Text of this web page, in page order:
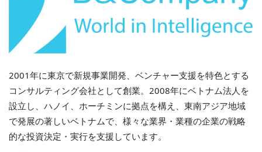
ることも影響しています。ハノイ最大の花卉村であるタ
イトゥーの花卉農家によると、ほとんどの花の購買力は
昨年と比べて30～40%減少しました。
2019年、ベトナムの対中輸入額は総輸入額の38.7%を
占めました。春節（旧正月）後も、ほとんどの中国工場
は稼働を再開しておらず、繊維や履物など、ベトナム国
内の多くの製品の生産に必要な資材が不足しています。
中国で感染拡大が始まった後、多くのベトナムの繊維・
電気機械企業は、中国に代わるサプライヤーを探すた
2001年に東京で新規事業開発、ベンチャー支援を特色とする
コンサルティング会社として創業。2008年にベトナム法人を
設立し、ハノイ、ホーチミンに拠点を構え、東南アジア地域
で発展の著しいベトナムで、様々な業界・業種の企業の戦略
的な投資決定・実行を支援しています。